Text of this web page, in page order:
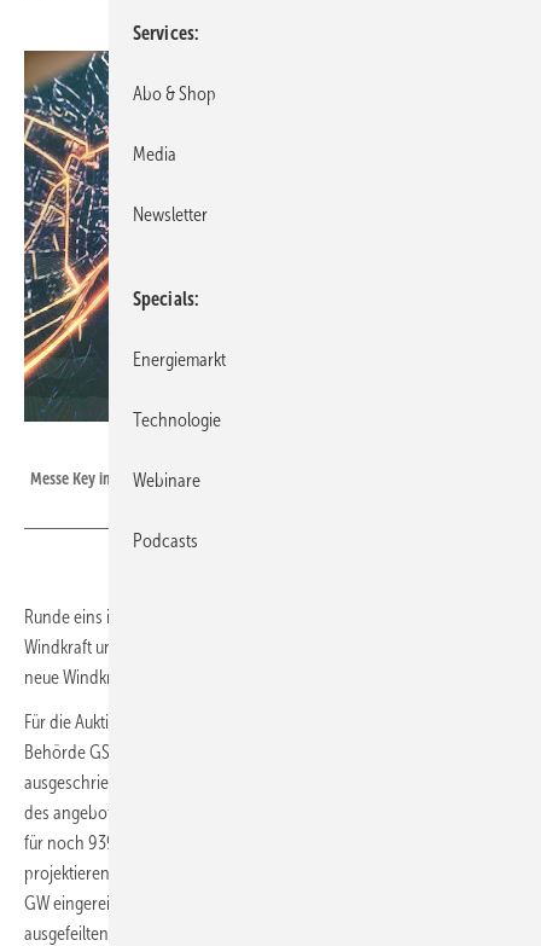
Messe Key im März 2025 in Rimini, Stand von Energieversorger Edison
Runde eins im reformierten italienischen Ausschreibungsmodus für
Windkraft und Photovoltaik (PV) blieb unterzeichnet. Sie gab aber viel
neue Windkraft frei – und ließ Industriestromprojekte punkten.
Für die Auktion gemäß dem Fer-X transitorio hatte die zuständige
Behörde GSE 8 Gigawatt (GW) PV und 2,5 GW Windkraft
ausgeschrieben. Während sie aus den je nach Lesart rund 9 bis 10 GW
des angebotenen PV-Volumens für 7,2 GW Zuschläge erteilte, gab sie
für noch 939 Megawatt (MW) Windkraft grünes Licht. Windparks
projektierende Unternehmen hatten im September Angebote für 1,6
GW eingereicht. Nach Abzug überschüssiger Gebote gemäß des
ausgefeilten wettbewerbssteuernden Verfahrens veröffentlichte die
Services
Abo & Shop
Media
Newsletter
Specials
Energiemarkt
Technologie
Webinare
Podcasts